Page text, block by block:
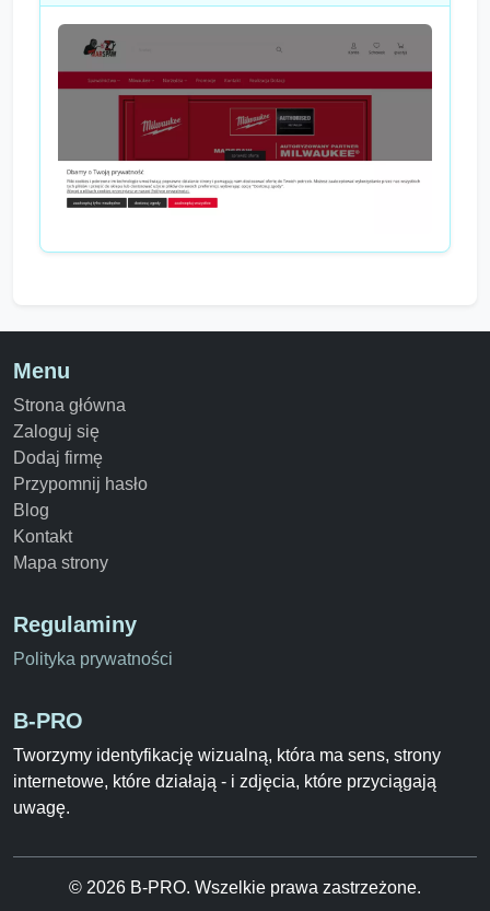
Menu
Strona główna
Zaloguj się
Dodaj firmę
Przypomnij hasło
Blog
Kontakt
Mapa strony
Regulaminy
Polityka prywatności
B-PRO
Tworzymy identyfikację wizualną, która ma sens, strony
internetowe, które działają - i zdjęcia, które przyciągają
uwagę.
© 2026 B-PRO. Wszelkie prawa zastrzeżone.